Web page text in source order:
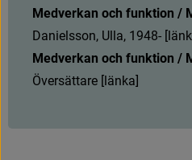
Danielsson, Ulla, 1948-
Medverkan och funktion /
Översättare [länka]